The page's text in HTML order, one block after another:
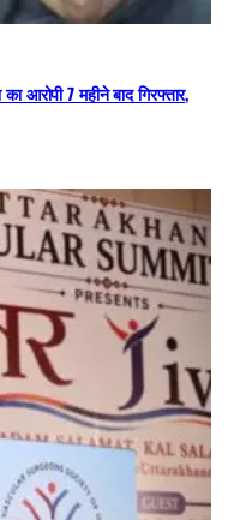
आरोपी 7 महीने बाद गिरफ्तार,